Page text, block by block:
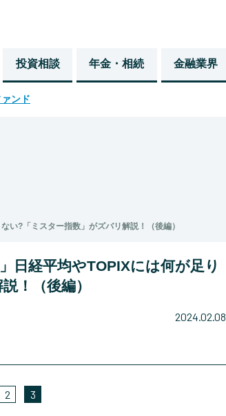
投資相談 年金・相続 金融業界
ンド
い?「ミスター指数」がズバリ解説！（後編）
日経平均やTOPIXには何が足り
！（後編）
2024.02.08
2 3